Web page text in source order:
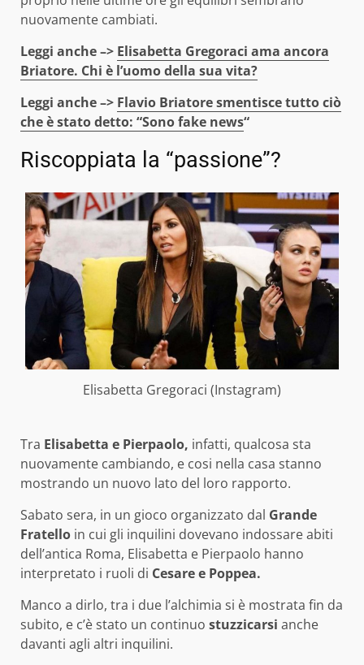
nuovamente cambiati.
Leggi anche –> Elisabetta Gregoraci ama ancora
Briatore. Chi è l’uomo della sua vita?
Leggi anche –> Flavio Briatore smentisce tutto ciò
che è stato detto: “Sono fake news“
Riscoppiata la “passione”?
Elisabetta Gregoraci (Instagram)
Tra Elisabetta e Pierpaolo, infatti, qualcosa sta
nuovamente cambiando, e cosi nella casa stanno
mostrando un nuovo lato del loro rapporto.
Sabato sera, in un gioco organizzato dal Grande
Fratello in cui gli inquilini dovevano indossare abiti
dell’antica Roma, Elisabetta e Pierpaolo hanno
interpretato i ruoli di Cesare e Poppea.
Manco a dirlo, tra i due l’alchimia si è mostrata fin da
subito, e c’è stato un continuo stuzzicarsi anche
davanti agli altri inquilini.